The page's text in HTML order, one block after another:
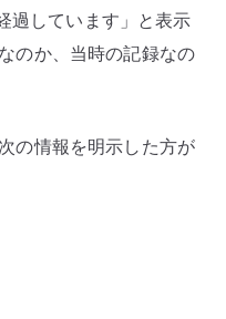
過しています」と表示
のか、当時の記録なの
の情報を明示した方が